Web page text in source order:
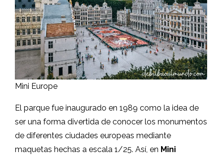
Mini Europe
El parque fue inaugurado en 1989 como la idea de
ser una forma divertida de conocer los monumentos
de diferentes ciudades europeas mediante
maquetas hechas a escala 1/25. Así, en Mini